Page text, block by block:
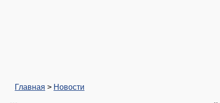
Главная > Новости